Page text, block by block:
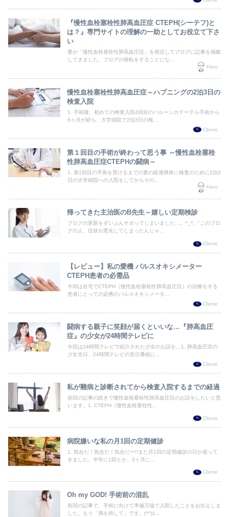
『慢性血栓塞栓性肺高血圧症 CTEPH(シーテフ)と
は？』専門サイトの理解の一助としてお役立て下さ
い
妻が「慢性血栓塞栓性肺高血圧症」を発症してブログに記事を掲載
してきました。ブログの移転をすることにな...
Haru
慢性血栓塞栓性肺高血圧症～ハプニングの2泊3日の
検査入院
1. 手術後、初めての検査入院4回目のバルーンカテーテル手術から
6ヶ月が経ち、大学病院で2泊3日の検...
Clione
第１回目の手術が終わって思う事 ～慢性血栓塞栓
性肺高血圧症CTEPHの闘病～
1. 第1回目の手術を受けるまでの妻の経過簡単に検査のために2泊3
日の大学病院への入院をしてからその...
Haru
帰ってきた主治医のB先生～嬉しい定期検診
ブログの更新をずいぶんサボってしまいました…。^_^;『このブロ
グの人、症状が悪化してしまったんじゃ...
Clione
【レビュー】私の愛機 パルスオキシメーター
CTEPH患者の必需品
今回は在宅でCTEPH（慢性血栓塞栓性肺高血圧症）の治療をする
患者にとっての必携のパルスオキシメータ...
Clione
闘病する親子に笑顔が届くといいな…『肺高血圧
症』の少女が24時間テレビに
今回は24時間テレビで紹介された少女のお話を…1. 肺高血圧症の
少女先日、24時間テレビの宣伝番組に...
Clione
私が難病と診断されてから検査入院するまでの経過
前回の記事の続きで慢性血栓塞栓性肺高血圧症のお話をしたいと思
います。1. CTEPH（慢性血栓塞栓性...
Clione
病院嫌いな私の月1回の定期健診
1. 気合だ！気合だ！気合だー!!また月1回の定期健診の日が巡って
きました。半年に1回とか、3ヶ月に...
Clione
Oh my GOD! 手術前の混乱
前回の記事で、手術に向けて準備万端で入院したことをお伝えしま
した。もう「満を持して」です。(^^)1...